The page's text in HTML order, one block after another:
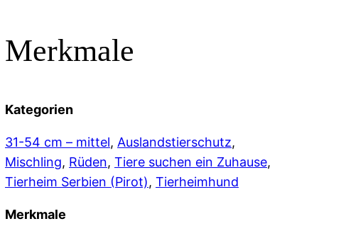
Merkmale
Kategorien
31-54 cm – mittel, Auslandstierschutz
Mischling, Rüden, Tiere suchen ein Zuhause
Tierheim Serbien (Pirot), Tierheimhund
Merkmale